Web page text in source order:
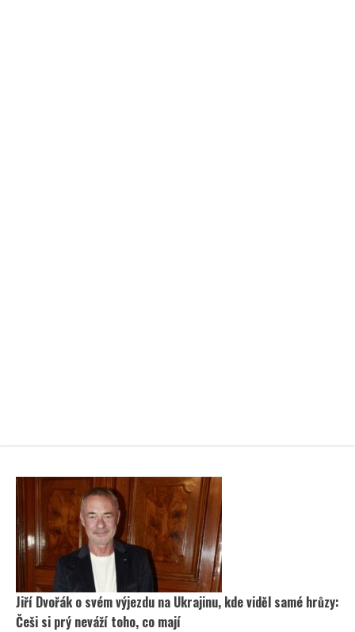
Jiří Dvořák o svém výjezdu na Ukrajinu, kde viděl samé hrůzy:
Češi si prý neváží toho, co mají